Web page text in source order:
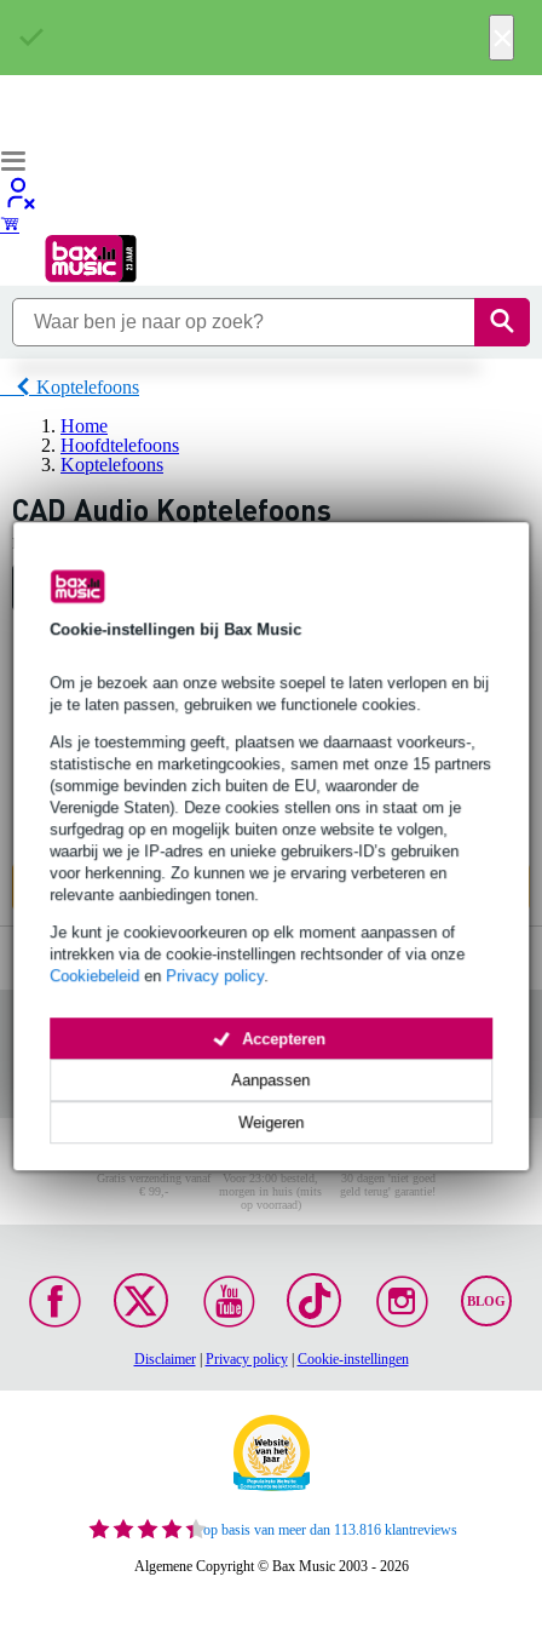
Cookie-instellingen bij Bax Music
Om je bezoek aan onze website soepel te laten verlopen en bij
je te laten passen, gebruiken we functionele cookies.
Als je toestemming geeft, plaatsen we daarnaast voorkeurs-,
statistische en marketingcookies, samen met onze 15 partners
(sommige bevinden zich buiten de EU, waaronder de
Verenigde Staten). Deze cookies stellen ons in staat om je
surfgedrag op en mogelijk buiten onze website te volgen,
waarbij we je IP-adres en unieke gebruikers-ID’s gebruiken
voor herkenning. Zo kunnen we je ervaring verbeteren en
relevante aanbiedingen tonen.
Je kunt je cookievoorkeuren op elk moment aanpassen of
intrekken via de cookie-instellingen rechtsonder of via onze
Cookiebeleid en Privacy policy.
Weigeren
Aanpassen
Accepteren
Koptelefoons
Home
Hoofdtelefoons
Koptelefoons
CAD Audio Koptelefoons
Er is
Top-10
Adviesprijs € 118,- € 99,-
Levertijd onbekend
In mijn winkelwagen
Gratis verzending vanaf
€ 99,-
Voor 23:00 besteld,
morgen in huis (mits
op voorraad)
30 dagen 'niet goed
geld terug' garantie!
BLOG
Disclaimer| Privacy policy| Cookie-instellingen
op basis van meer dan 113.816 klantreviews
Algemene Copyright © Bax Music 2003 - 2026